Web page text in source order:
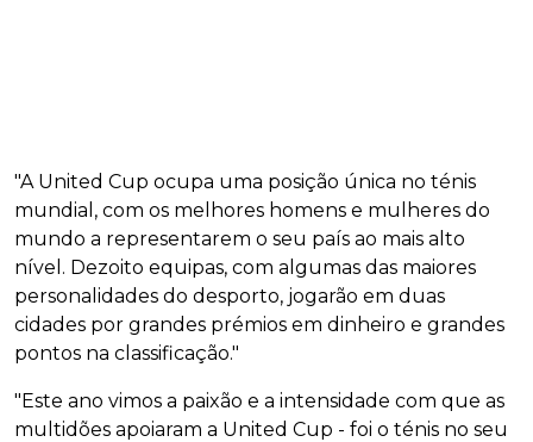
"A United Cup ocupa uma posição única no ténis
mundial, com os melhores homens e mulheres do
mundo a representarem o seu país ao mais alto
nível. Dezoito equipas, com algumas das maiores
personalidades do desporto, jogarão em duas
cidades por grandes prémios em dinheiro e grandes
pontos na classificação."
"Este ano vimos a paixão e a intensidade com que as
multidões apoiaram a United Cup - foi o ténis no seu